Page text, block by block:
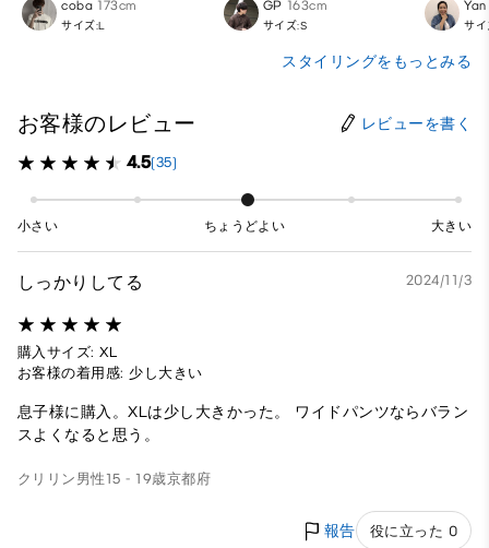
coba 173cm
サイズ:L
GP 163cm
サイズ:S
Yan
サイ
スタイリングをもっとみる
お客様のレビュー レビューを書く
4.5(35)
小さい ちょうどよい 大きい
しっかりしてる 2024/11/3
購入サイズ: XL
お客様の着用感: 少し大きい
息子様に購入。XLは少し大きかった。 ワイドパンツならバラン
スよくなると思う。
クリリン 男性 15 - 19歳京都府
報告 役に立った 0